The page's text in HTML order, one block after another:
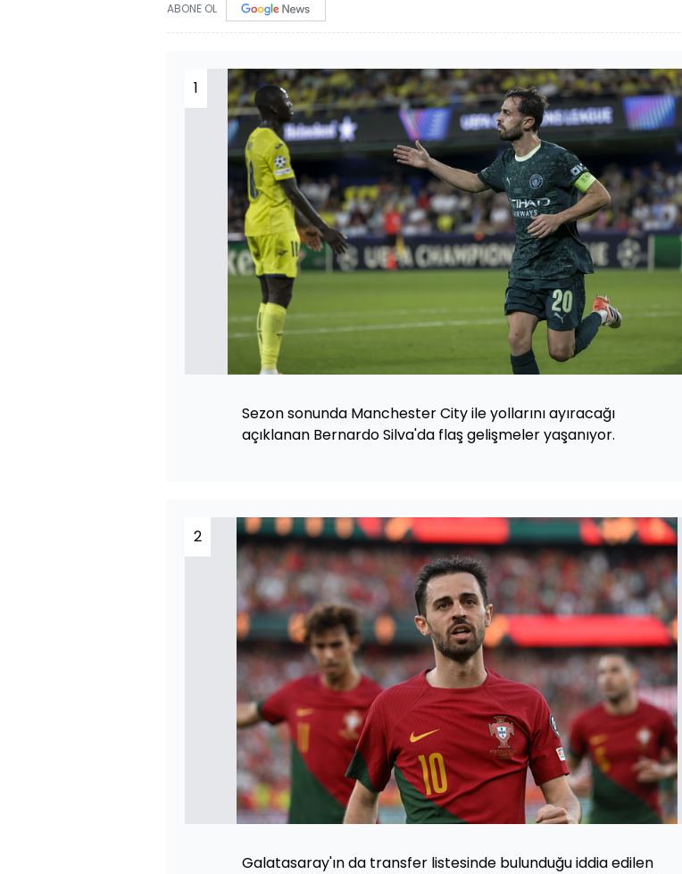
ABONE OL
1
Sezon sonunda Manchester City ile yollarını ayıracağı
açıklanan Bernardo Silva'da flaş gelişmeler yaşanıyor.
2
Galatasaray'ın da transfer listesinde bulunduğu iddia edilen